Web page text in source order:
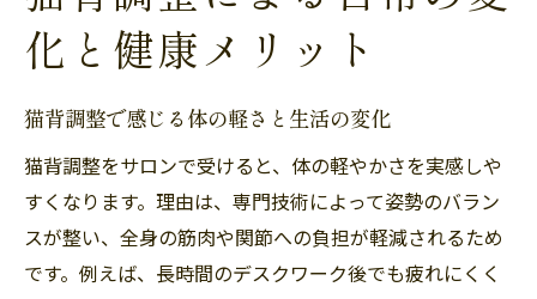
化と健康メリット
猫背調整で感じる体の軽さと生活の変化
猫背調整をサロンで受けると、体の軽やかさを実感しや
すくなります。理由は、専門技術によって姿勢のバラン
スが整い、全身の筋肉や関節への負担が軽減されるため
です。例えば、長時間のデスクワーク後でも疲れにくく